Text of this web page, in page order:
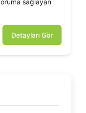
Detayları Gör